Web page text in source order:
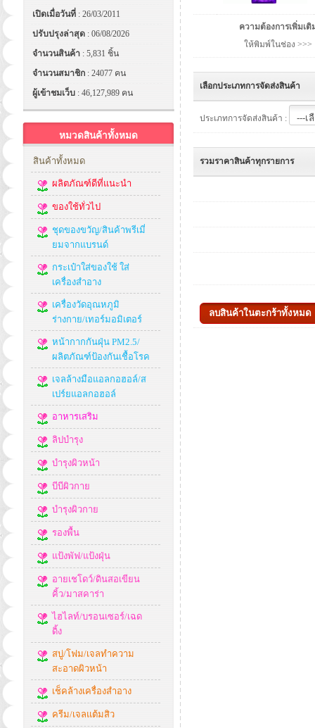
เปิดเมื่อวันที่ : 26/03/2011
ปรับปรุงล่าสุด : 06/08/2026
จำนวนสินค้า : 5,831 ชิ้น
จำนวนสมาชิก : 24077 คน
ผู้เข้าชมเว็บ : 46,127,989 คน
หมวดสินค้าทั้งหมด
สินค้าทั้งหมด
ผลิตภัณฑ์ดีที่แนะนำ
ของใช้ทั่วไป
ชุดของขวัญ/สินค้าพรีเมี่
ยมจากแบรนด์
กระเป๋าใส่ของใช้ ใส่
เครื่องสำอาง
เครื่องวัดอุณหภูมิ
ร่างกาย/เทอร์มอมิเตอร์
หน้ากากกันฝุ่น PM2.5/
ผลิตภัณฑ์ป้องกันเชื้อโรค
เจลล้างมือแอลกอฮอล์/ส
เปร์ยแอลกอฮอล์
อาหารเสริม
ลิปบำรุง
บำรุงผิวหน้า
บีบีผิวกาย
บำรุงผิวกาย
รองพื้น
แป้งพัฟ/แป้งฝุ่น
อายเชโดว์/ดินสอเขียน
คิ้ว/มาสคาร่า
ไฮไลท์/บรอนเซอร์/เฉด
ดิ้ง
สบู่/โฟม/เจลทำความ
สะอาดผิวหน้า
เช็คล้างเครื่องสำอาง
ครีม/เจลแต้มสิว
ความต้องการเพิ่มเติ
ให้พิมพ์ในช่อง >>>
เลือกประเภทการจัดส่งสินค้า
ประเภทการจัดส่งสินค้า :
รวมราคาสินค้าทุกรายการ